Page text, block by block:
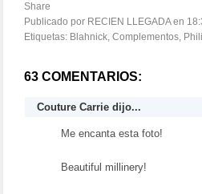
Share
Publicado por RECIEN LLEGADAen
Etiquetas: Blahnick, Complementos,
63 COMENTARIOS:
Couture Carrie dijo...
Me encanta esta foto!
Beautiful millinery!